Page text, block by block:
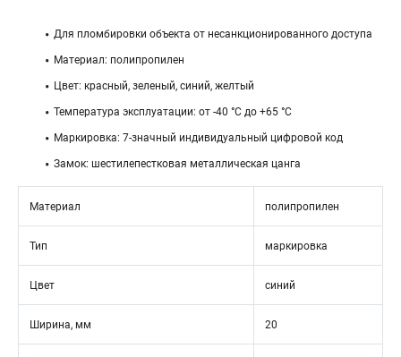
Для пломбировки объекта от несанкционированного доступа
Материал: полипропилен
Цвет: красный, зеленый, синий, желтый
Температура эксплуатации: от -40 °С до +65 °С
Маркировка: 7-значный индивидуальный цифровой код
Замок: шестилепестковая металлическая цанга
Материал полипропилен
Тип маркировка
Цвет синий
Ширина, мм 20